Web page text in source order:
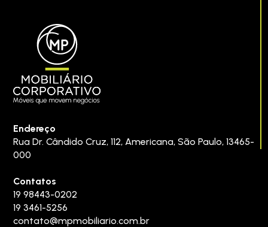
Endereço
Rua Dr. Cândido Cruz, 112, Americana,São Paulo,13465-
000
Contatos
19 98443-0202
19 3461-5256
contato@mpmobiliario.com.br